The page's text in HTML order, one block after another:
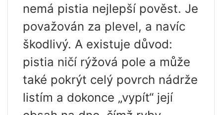
nemá pistia nejlepší pověst. Je
považován za plevel, a navíc
škodlivý. A existuje důvod:
pistia ničí rýžová pole a může
také pokrýt celý povrch nádrže
listím a dokonce „vypít“ její